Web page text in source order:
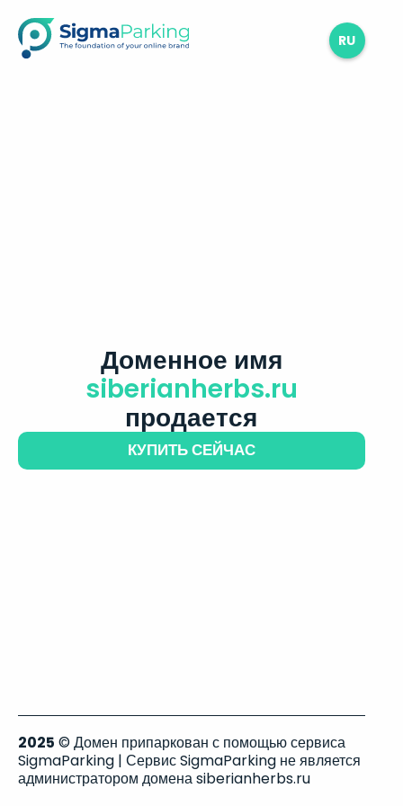
RU
Доменное имя
siberianherbs.ru
продается
КУПИТЬ СЕЙЧАС
2025 © Домен припаркован с помощью сервиса
SigmaParking | Сервис SigmaParking не является
администратором домена siberianherbs.ru